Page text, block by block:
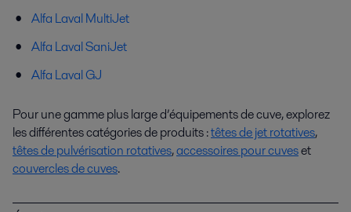
Alfa Laval MultiJet
Alfa Laval SaniJet
Alfa Laval GJ
Pour une gamme plus large d’équipements de cuve, explorez
les différentes catégories de produits :têtes de jet rotatives,
têtes de pulvérisation rotatives,accessoires pour cuveset
couvercles de cuves.